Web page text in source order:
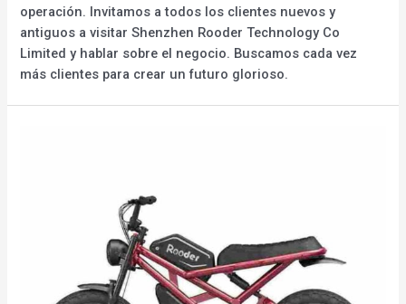
operación. Invitamos a todos los clientes nuevos y
antiguos a visitar Shenzhen Rooder Technology Co
Limited y hablar sobre el negocio. Buscamos cada vez
más clientes para crear un futuro glorioso.